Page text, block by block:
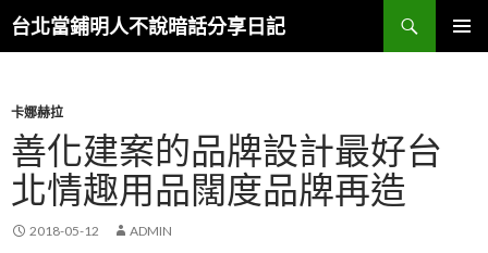
台北當鋪明人不說暗話分享日記
搜
尋
容
卡娜赫拉
善化建案的品牌設計最好台
北情趣用品闊度品牌再造
2018-05-12 ADMIN